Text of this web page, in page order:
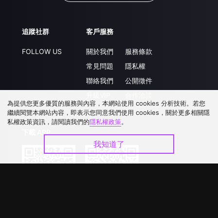
追蹤社群
FOLLOW US
客戶服務
關於我們
常見問題
聯絡我們
服務條款
隱私權
公開徵件
為提供您更多優質的服務與內容，本網站使用 cookies 分析技術。若您
繼續閱覽本網站內容，即表示您同意我們使用 cookies，關於更多相關隱
私權政策資訊，請閱讀我們的隱私權政策。
我知道了